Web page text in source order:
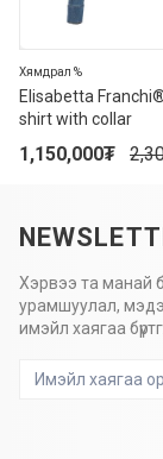
Elisabetta
shirt with collar
Хямдрал %
1,150,000₮
Хэрвээ та манай
урамшуулал,
имэйл хаягаа